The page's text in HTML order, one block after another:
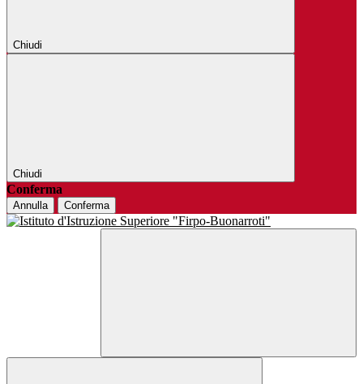
Chiudi
Chiudi
Conferma
Annulla Conferma